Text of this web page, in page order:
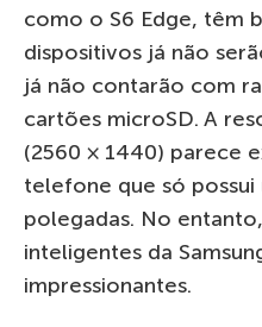
como o S6 Edge, têm
dispositivos já não
já não contarão com
cartões microSD. A
(2560 × 1440) parece
telefone que só possui
polegadas. No
inteligentes da
impressionantes.